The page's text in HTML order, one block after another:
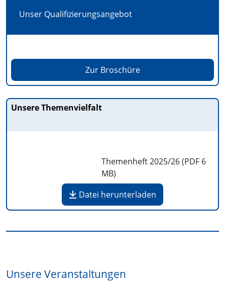
Unser Qualifizierungsangebot
Zur Broschüre
Unsere Themenvielfalt
Themenheft 2025/26 (PDF6
MB)
Datei herunterladen
Unsere Veranstaltungen